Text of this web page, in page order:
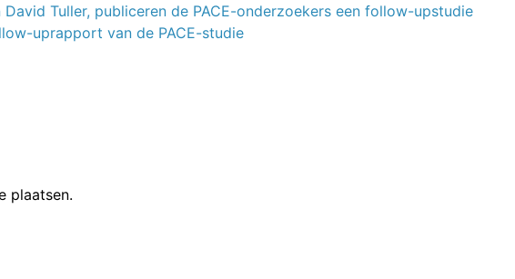
Tuller, publiceren de PACE-onderzoekers een follow-upstudie
uprapport van de PACE-studie
plaatsen.